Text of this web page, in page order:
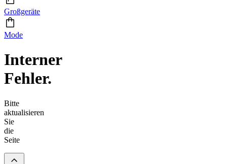
Großgeräte
Mode
Interner
Fehler.
Bitte
aktualisieren
Sie
die
Seite